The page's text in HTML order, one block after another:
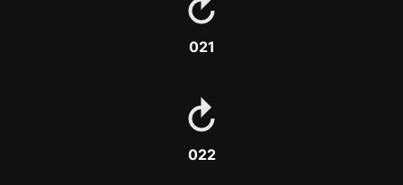
021
022